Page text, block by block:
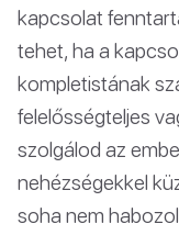
kapcsolat
tehet, ha a
kompletistának
felelősségteljes
szolgálod az
nehézségekkel
soha nem